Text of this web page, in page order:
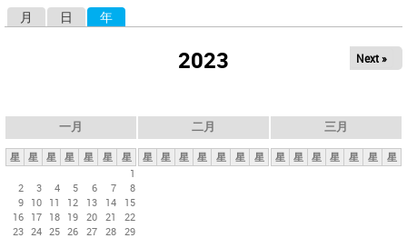
月 日 年
2023 Next »
一月
星 星 星 星 星 星
星
1
2
3 4 5 6 7
8
9 10 11 12 13 14
15
16 17 18 19 20 21
22
23 24 25 26 27 28 29
二月
星 星 星 星 星 星 星
三月
星 星 星 星 星 星 星